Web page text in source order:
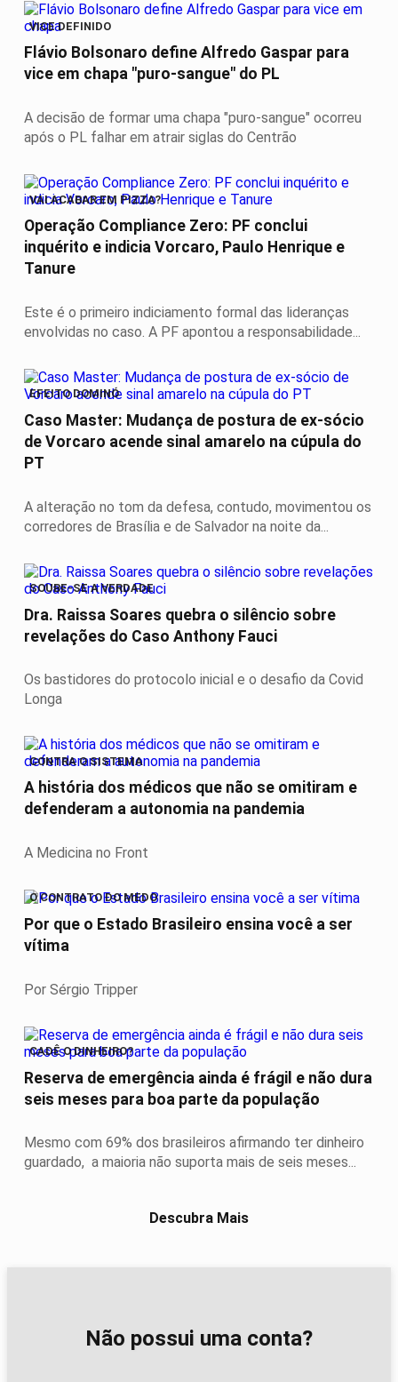
VICE DEFINIDO
Flávio Bolsonaro define Alfredo Gaspar para
vice em chapa "puro-sangue" do PL
A decisão de formar uma chapa "puro-sangue" ocorreu
após o PL falhar em atrair siglas do Centrão
VAI ACABAR EM PIZZA?
Operação Compliance Zero: PF conclui
inquérito e indicia Vorcaro, Paulo Henrique e
Tanure
Este é o primeiro indiciamento formal das lideranças
envolvidas no caso. A PF apontou a responsabilidade...
EFEITO DOMINÓ
Caso Master: Mudança de postura de ex-sócio
de Vorcaro acende sinal amarelo na cúpula do
PT
A alteração no tom da defesa, contudo, movimentou os
corredores de Brasília e de Salvador na noite da...
SOUBE-SE A VERDADE
Dra. Raissa Soares quebra o silêncio sobre
revelações do Caso Anthony Fauci
Os bastidores do protocolo inicial e o desafio da Covid
Longa
CONTRA O SISTEMA
A história dos médicos que não se omitiram e
defenderam a autonomia na pandemia
A Medicina no Front
O CONTRATO DO MEDO
Por que o Estado Brasileiro ensina você a ser
vítima
Por Sérgio Tripper
CADÊ O DINHEIRO?
Reserva de emergência ainda é frágil e não dura
seis meses para boa parte da população
Mesmo com 69% dos brasileiros afirmando ter dinheiro
guardado, a maioria não suporta mais de seis meses...
Descubra Mais
Não possui uma conta?